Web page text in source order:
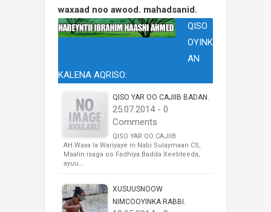
waxaad noo awood. mahadsanid.
QISO
OYINK
AN
KALENA AQRISO:
QISO YAR OO CAJIIB BADAN.
25.07.2014 - 0
Comments
QISO YAR OO CAJIIB
AH.Waxa la Wariyaye in Nabi Sulaymaan CS,
Maalin isaga oo Fadhiya Badda Xeebteeda,
ayuu…
XUSUUSNOOW
NIMCOOYINKA RABBI.